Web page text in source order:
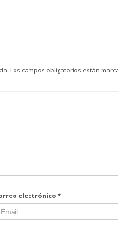
Los campos obligatorios están
electrónico*